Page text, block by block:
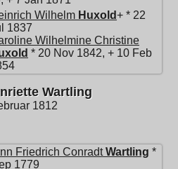
Wilhelm Huxold+ * 22
1837
Wilhelmine Christine
* 20 Nov 1842, + 10 Feb
Wartling
1812
Friedrich Conradt Wartling *
1779